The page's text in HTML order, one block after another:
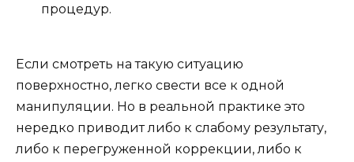
процедур.
Если смотреть на такую ситуацию
поверхностно, легко свести все к одной
манипуляции. Но в реальной практике это
нередко приводит либо к слабому результату,
либо к перегруженной коррекции, либо к